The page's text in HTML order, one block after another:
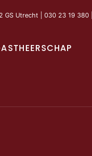
GS Utrecht | 030 23 19 380 |